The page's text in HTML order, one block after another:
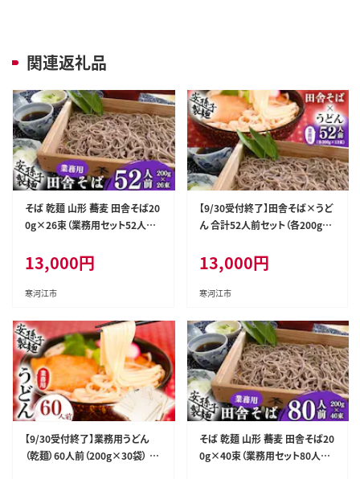
関連返礼品
そば 乾麺 山形 蕎麦 田舎そば20
0g×26束（業務用セット52人前）
13,000円
寒河江市
【9/30受付終了】田舎そば×うど
ん 合計52人前セット（各200g×
2
13,000円
寒河江市
【9/30受付終了】業務用うどん
（乾麺）60人前（200g×30袋） 01
そば 乾麺 山形 蕎麦 田舎そば20
0g×40束（業務用セット80人前）